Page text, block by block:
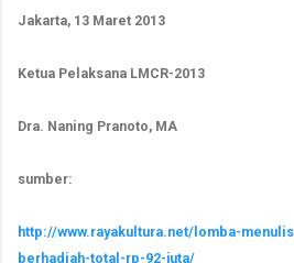
Jakarta, 13 Maret 2013
Ketua Pelaksana LMCR-2013
Dra. Naning Pranoto, MA
sumber:
http://www.rayakultura.net/lomba-
berhadiah-total-rp-92-juta/